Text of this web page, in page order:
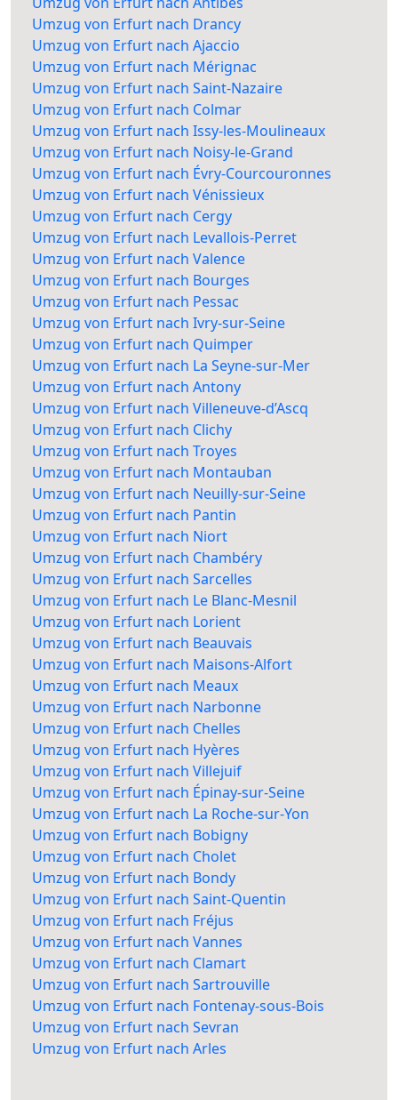
Umzug von Erfurt nach Drancy
Umzug von Erfurt nach Ajaccio
Umzug von Erfurt nach Mérignac
Umzug von Erfurt nach Saint-Nazaire
Umzug von Erfurt nach Colmar
Umzug von Erfurt nach Issy-les-Moulineaux
Umzug von Erfurt nach Noisy-le-Grand
Umzug von Erfurt nach Évry-Courcouronnes
Umzug von Erfurt nach Vénissieux
Umzug von Erfurt nach Cergy
Umzug von Erfurt nach Levallois-Perret
Umzug von Erfurt nach Valence
Umzug von Erfurt nach Bourges
Umzug von Erfurt nach Pessac
Umzug von Erfurt nach Ivry-sur-Seine
Umzug von Erfurt nach Quimper
Umzug von Erfurt nach La Seyne-sur-Mer
Umzug von Erfurt nach Antony
Umzug von Erfurt nach Villeneuve-d’Ascq
Umzug von Erfurt nach Clichy
Umzug von Erfurt nach Troyes
Umzug von Erfurt nach Montauban
Umzug von Erfurt nach Neuilly-sur-Seine
Umzug von Erfurt nach Pantin
Umzug von Erfurt nach Niort
Umzug von Erfurt nach Chambéry
Umzug von Erfurt nach Sarcelles
Umzug von Erfurt nach Le Blanc-Mesnil
Umzug von Erfurt nach Lorient
Umzug von Erfurt nach Beauvais
Umzug von Erfurt nach Maisons-Alfort
Umzug von Erfurt nach Meaux
Umzug von Erfurt nach Narbonne
Umzug von Erfurt nach Chelles
Umzug von Erfurt nach Hyères
Umzug von Erfurt nach Villejuif
Umzug von Erfurt nach Épinay-sur-Seine
Umzug von Erfurt nach La Roche-sur-Yon
Umzug von Erfurt nach Bobigny
Umzug von Erfurt nach Cholet
Umzug von Erfurt nach Bondy
Umzug von Erfurt nach Saint-Quentin
Umzug von Erfurt nach Fréjus
Umzug von Erfurt nach Vannes
Umzug von Erfurt nach Clamart
Umzug von Erfurt nach Sartrouville
Umzug von Erfurt nach Fontenay-sous-Bois
Umzug von Erfurt nach Sevran
Umzug von Erfurt nach Arles